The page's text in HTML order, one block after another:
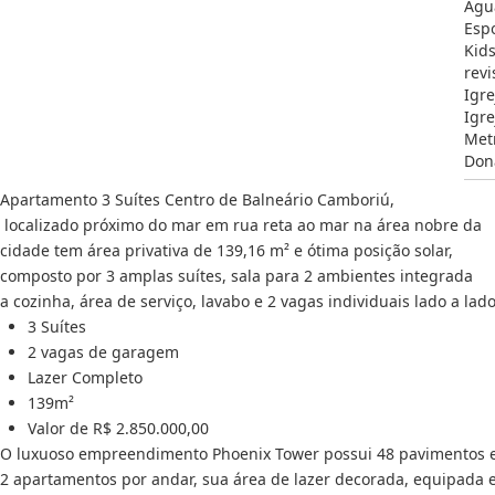
Kids
Apartamento 3 Suítes Centro de Balneário Camboriú,
localizado próximo do mar em rua reta ao mar na área nobre da
cidade tem área privativa de 139,16 m² e ótima posição solar,
composto por 3 amplas suítes, sala para 2 ambientes integrada
a cozinha, área de serviço, lavabo e 2 vagas individuais lado a
3 Suítes
2 vagas de garagem
Lazer Completo
139m²
Valor de R$ 2.850.000,00
O luxuoso empreendimento Phoenix Tower possui 48 pavimentos
2 apartamentos por andar, sua área de lazer decorada, equipada